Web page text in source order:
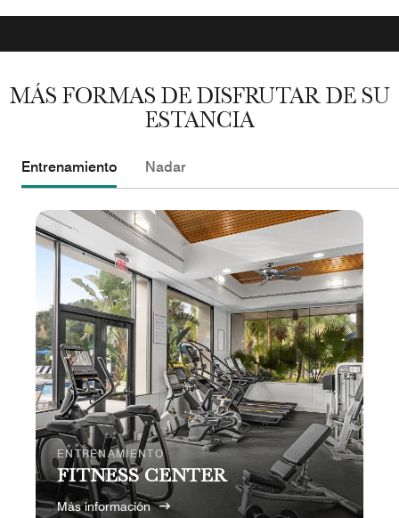
MÁS FORMAS DE DISFRUTAR DE SU
ESTANCIA
Entrenamiento Nadar
ENTRENAMIENTO
FITNESS CENTER
Más información